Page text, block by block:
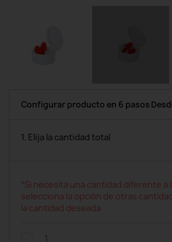
Configurar producto en 6 pasos
1. Elija la cantidad total
*Si necesita una cantidad diferente a
selecciona la opción de otras
la cantidad deseada
1